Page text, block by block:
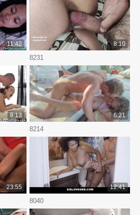
11:42
8231
8:10
8:13
8214
6:21
23:55
8040
12:41